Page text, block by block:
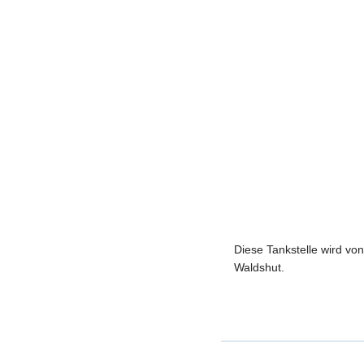
Diese Tankstelle wird
Waldshut.